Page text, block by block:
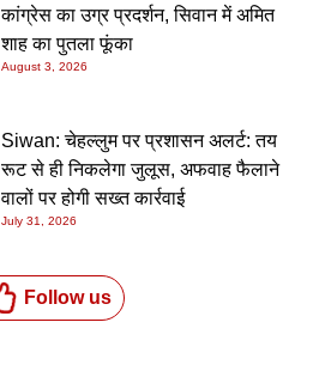
कांग्रेस का उग्र प्रदर्शन, सिवान में अमित
शाह का पुतला फूंका
August 3, 2026
Siwan: चेहल्लुम पर प्रशासन अलर्ट: तय
रूट से ही निकलेगा जुलूस, अफवाह फैलाने
वालों पर होगी सख्त कार्रवाई
July 31, 2026
Follow us